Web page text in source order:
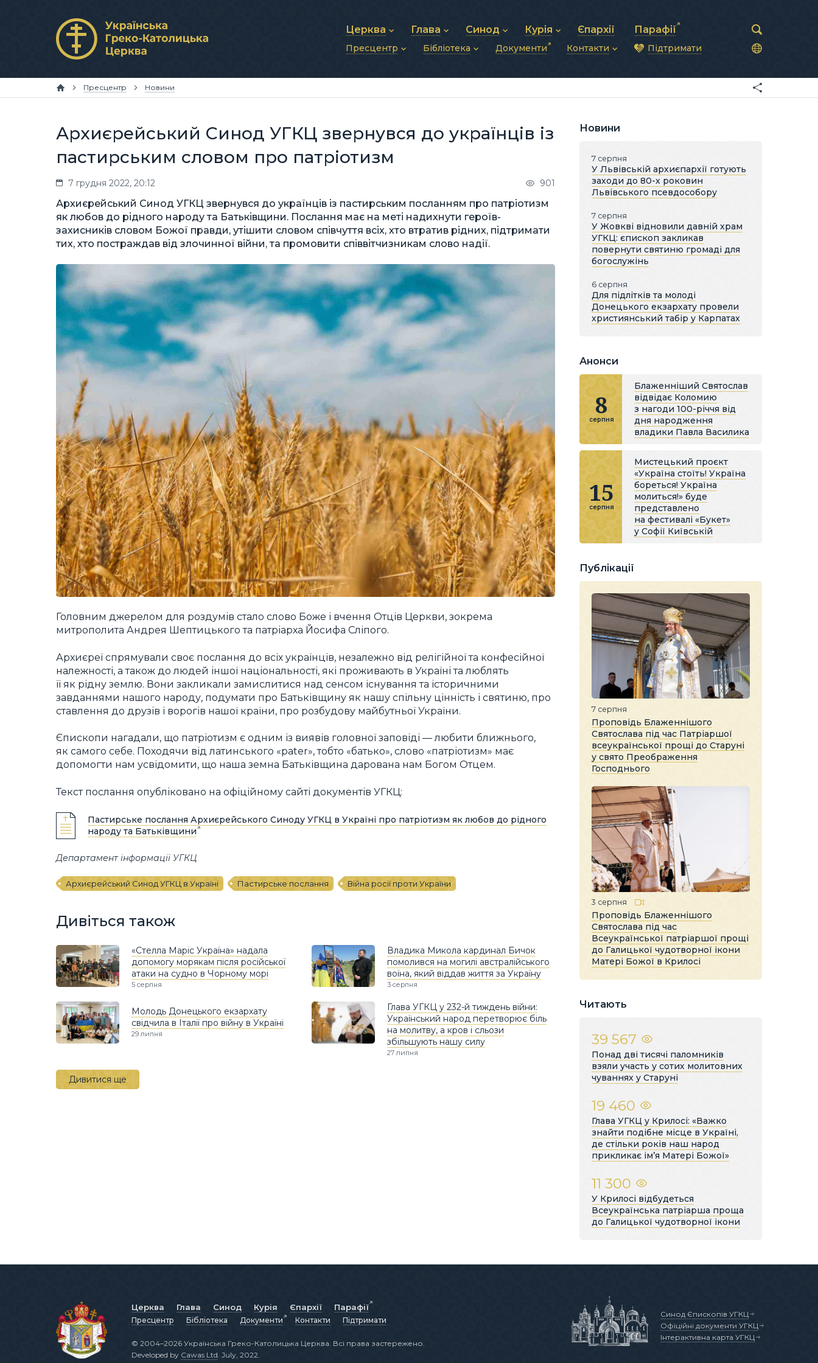
Церква
Про УГКЦ
Структура УГКЦ
Глава
Блаженніший Святослав
Фотографії
Синод
Синод Єпископів
Митрополичі Синоди
Курія
Душпастирська рада
Зв’язки та комунікації
Єпархії Парафії
Пресцентр
Публікації
Фото та відео
Бібліотека
Молитви
Документи Контакти
Синоди Єпископів
Патріарша курія
Підтримати
Пресцентр Новини
Архиєрейський Синод УГКЦ звернувся до українців із
пастирським словом про патріотизм
7 грудня 2022, 20:12 901
Архиєрейський Синод УГКЦ звернувся до українців із пастирським посланням про патріотизм
як любов до рідного народу та Батьківщини. Послання має на меті надихнути героїв-
захисників словом Божої правди, утішити словом співчуття всіх, хто втратив рідних, підтримати
тих, хто постраждав від злочинної війни, та промовити співвітчизникам слово надії.
Головним джерелом для роздумів стало слово Боже і вчення Отців Церкви, зокрема
митрополита Андрея Шептицького та патріарха Йосифа Сліпого.
Архиєреї спрямували своє послання до всіх українців, незалежно від релігійної та конфесійної
належності, а також до людей іншої національності, які проживають в Україні та люблять
її як рідну землю. Вони закликали замислитися над сенсом існування та історичними
завданнями нашого народу, подумати про Батьківщину як нашу спільну цінність і святиню, про
ставлення до друзів і ворогів нашої країни, про розбудову майбутньої України.
Єпископи нагадали, що патріотизм є одним із виявів головної заповіді — любити ближнього,
як самого себе. Походячи від латинського «pater», тобто «батько», слово «патріотизм» має
допомогти нам усвідомити, що наша земна Батьківщина дарована нам Богом Отцем.
Текст послання опубліковано на офіційному сайті документів УГКЦ:
Пастирське послання Архиєрейського Синоду УГКЦ в Україні про патріотизм як любов до рідного
народу та Батьківщини
Департамент інформації УГКЦ
Архиєрейський Синод УГКЦ в Україні Пастирське послання Війна росії проти України
Дивіться також
«Стелла Маріс Україна» надала
допомогу морякам після російської
атаки на судно в Чорному морі
5 серпня
Владика Микола кардинал Бичок
помолився на могилі австралійського
воїна, який віддав життя за Україну
3 серпня
Молодь Донецького екзархату
свідчила в Італії про війну в Україні
29 липня
Глава УГКЦ у 232-й тиждень війни:
Український народ перетворює біль
на молитву, а кров і сльози
збільшують нашу силу
27 липня
Дивитися ще
Новини
7 серпня
У Львівській архиєпархії готують
заходи до 80-х роковин
Львівського псевдособору
7 серпня
У Жовкві відновили давній храм
УГКЦ: єпископ закликав
повернути святиню громаді для
богослужінь
6 серпня
Для підлітків та молоді
Донецького екзархату провели
християнський табір у Карпатах
Анонси
8
серпня
Блаженніший Святослав
відвідає Коломию
з нагоди 100-річчя від
дня народження
владики Павла Василика
15
серпня
Мистецький проєкт
«Україна стоїть! Україна
бореться! Україна
молиться!» буде
представлено
на фестивалі «Букет»
у Софії Київській
Публікації
7 серпня
Проповідь Блаженнішого
Святослава під час Патріаршої
всеукраїнської прощі до Старуні
у свято Преображення
Господнього
3 серпня
Проповідь Блаженнішого
Святослава під час
Всеукраїнської патріаршої прощі
до Галицької чудотворної ікони
Матері Божої в Крилосі
Читають
39 567
Понад дві тисячі паломників
взяли участь у сотих молитовних
чуваннях у Старуні
19 460
Глава УГКЦ у Крилосі: «Важко
знайти подібне місце в Україні,
де стільки років наш народ
прикликає ім’я Матері Божої»
11 300
У Крилосі відбудеться
Всеукраїнська патріарша проща
до Галицької чудотворної ікони
Церква Глава Синод Курія Єпархії Парафії
Пресцентр Бібліотека Документи Контакти Підтримати
Синод Єпископів УГКЦ
Офіційні документи УГКЦ
Інтерактивна карта УГКЦ
© 2004–2026 Українська Греко-Католицька Церква. Всі права застережено.
Developed by Cawas Ltd. July, 2022.